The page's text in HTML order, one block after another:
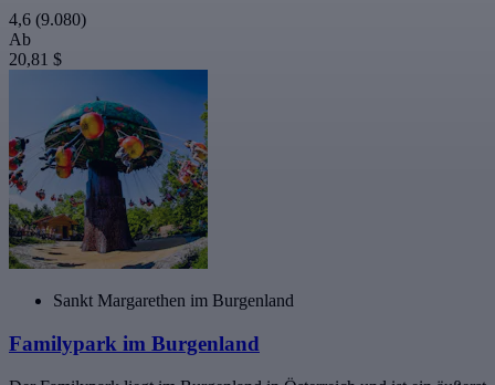
4,6 (9.080)
Ab
20,81 $
Sankt Margarethen im Burgenland
Familypark im Burgenland